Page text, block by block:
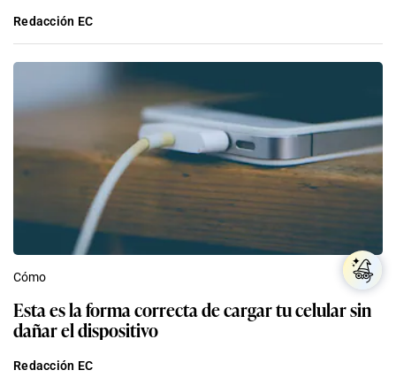
Redacción EC
Cómo
Esta es la forma correcta de cargar tu celular sin
dañar el dispositivo
Redacción EC